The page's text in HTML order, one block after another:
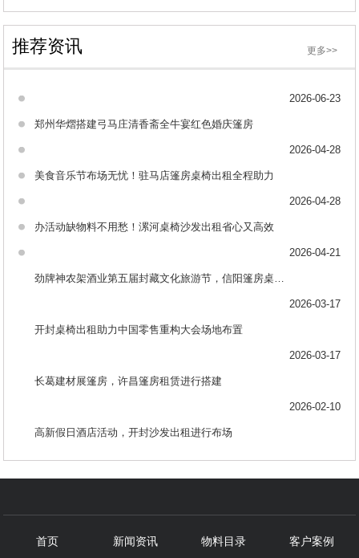
推荐资讯 更多>>
2026-06-23
郑州华熠搭建弓马庄清香斋全牛宴红色婚庆篷房
2026-04-28
美食音乐节布场无忧！驻马店篷房桌椅出租全程助力
2026-04-28
办活动缺物料不用愁！漯河桌椅沙发出租省心又高效
2026-04-21
2026-03-17
开封桌椅出租助力中国零售重构大会场地布置
2026-03-17
长葛建材展篷房，许昌篷房租赁进行搭建
2026-02-10
高新假日酒店活动，开封沙发出租进行布场
首页 新闻资讯 物料目录 客户案例